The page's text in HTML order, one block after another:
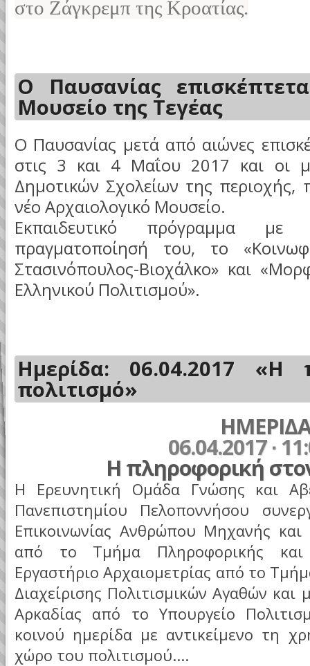
στο Ζάγκρεμπ της Κροατίας.
Ο Παυσανίας
Μουσείο της Τεγέας
Ο Παυσανίας μετά από αιώνες
στις 3 και 4 Μαΐου 2017 και οι
Δημοτικών Σχολείων της περιοχής,
νέο Αρχαιολογικό Μουσείο.
Εκπαιδευτικό πρόγραμμα
πραγματοποίησή του, το
Στασινόπουλος-Βιοχάλκο» και
Ελληνικού Πολιτισμού».
Ημερίδα: 06.04.2017 «Η
πολιτισμό»
06.04.2017 ∙
Η πληροφορική
Η Ερευνητική Ομάδα Γνώσης και
Πανεπιστημίου Πελοποννήσου
Επικοινωνίας Ανθρώπου Μηχανής και
από το Τμήμα Πληροφορικής και
Εργαστήριο Αρχαιομετρίας από το
Διαχείρισης Πολιτισμικών Αγαθών
Αρκαδίας από το Υπουργείο
κοινού ημερίδα με αντικείμενο τη
χώρο του πολιτισμού....